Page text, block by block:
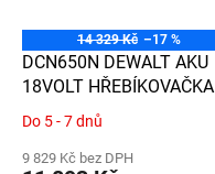
14 329 Kč –17 %
DCN650N DEWALT AKU
18VOLT HŘEBÍKOVAČKA
DOKONČOVACÍ PRO
DÉLKY 32 - 63 MM, BEZ
Průměrné
produktu
Do 5 - 7 dnů
9 829 Kč bez DPH